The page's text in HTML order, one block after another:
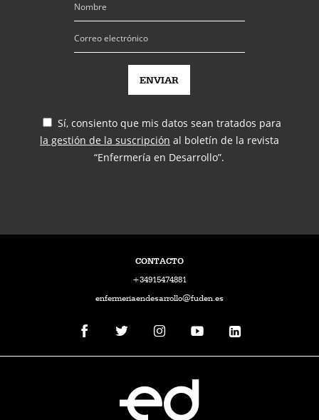
Sí, consiento que mis datos sean tratados para
la gestión de la suscripción al boletín de la revista
“Enfermería en Desarrollo”.
CONTACTO
+34915474881
enfermeriaendesarrollo@fuden.es